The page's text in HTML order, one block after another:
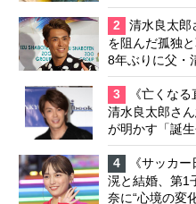
私生活をサポ
優が相続か
2
清水良太郎
を阻んだ孤独
8年ぶりに父・
演、本格的な
ていたが…周囲
「不安定なと
3
《亡くな
清水良太郎さ
が明かす「誕生
メッセージ
4
《サッカ
滉と結婚、第1
奈に“心境の変